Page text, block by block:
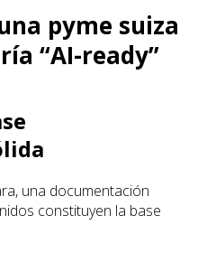
pyme suiza
“AI-ready”
una documentación
constituyen la base